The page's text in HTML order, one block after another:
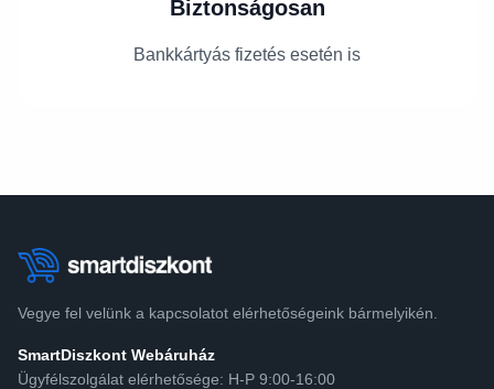
Biztonságosan
Bankkártyás fizetés esetén is
Vegye fel velünk a kapcsolatot elérhetőségeink bármelyikén.
SmartDiszkont Webáruház
Ügyfélszolgálat elérhetősége: H-P 9:00-16:00